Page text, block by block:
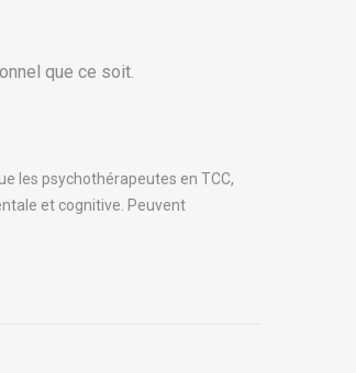
que ce soit.
les psychothérapeutes en TCC,
et cognitive. Peuvent